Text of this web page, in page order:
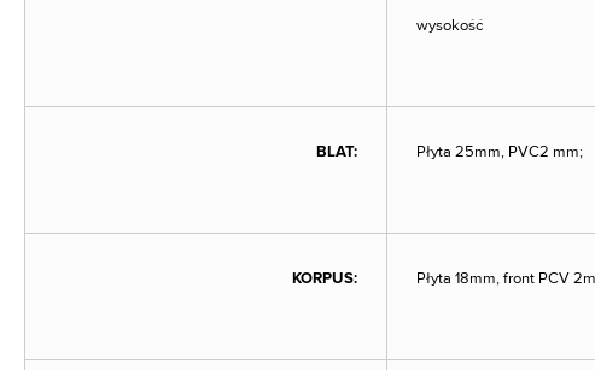
wysokość
BLAT: Płyta 25mm, PVC2 mm;
KORPUS: Płyta 18mm, front PCV